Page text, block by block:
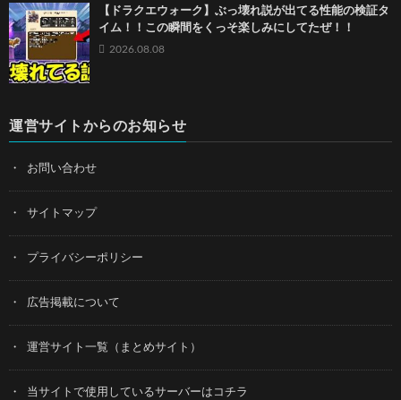
【ドラクエウォーク】ぶっ壊れ説が出てる性能の検証タ
イム！！この瞬間をくっそ楽しみにしてたぜ！！
2026.08.08
運営サイトからのお知らせ
お問い合わせ
サイトマップ
プライバシーポリシー
広告掲載について
運営サイト一覧（まとめサイト）
当サイトで使用しているサーバーはコチラ